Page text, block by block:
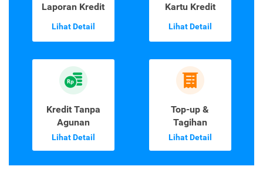
Laporan Kredit
Lihat Detail
Kartu Kredit
Lihat Detail
Kredit Tanpa
Agunan
Lihat Detail
Top-up &
Tagihan
Lihat Detail